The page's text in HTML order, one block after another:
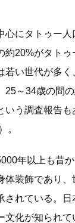
心にタトゥー人
約20%がタトゥ
若い世代が多
25～34歳の間
いう調査報告
。
年以上も昔か
体装飾であり
されている。
文化が知られ